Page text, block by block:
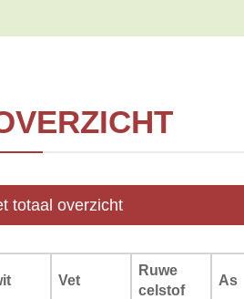
totaal overzicht
Vet
Ruwe
celstof
As